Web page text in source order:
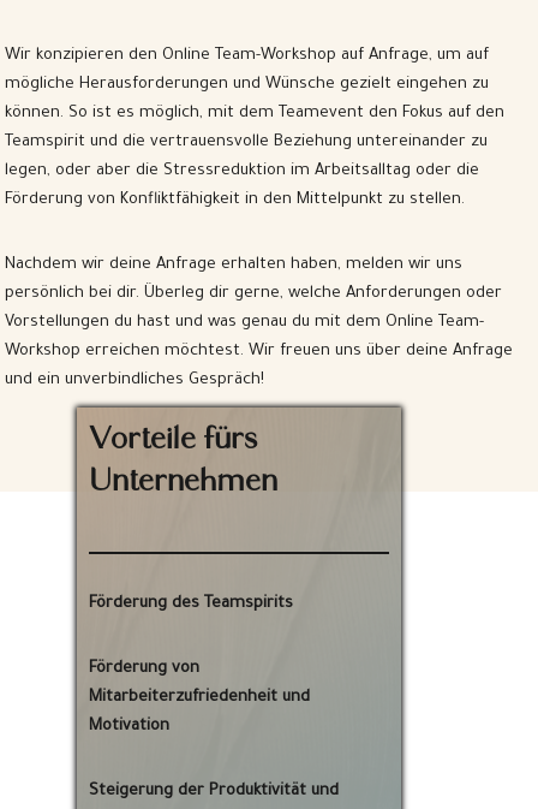
Wir konzipieren den Online Team-Workshop auf Anfrage, um auf
mögliche Herausforderungen und Wünsche gezielt eingehen zu
können. So ist es möglich, mit dem Teamevent den Fokus auf den
Teamspirit und die vertrauensvolle Beziehung untereinander zu
legen, oder aber die Stressreduktion im Arbeitsalltag oder die
Förderung von Konfliktfähigkeit in den Mittelpunkt zu stellen.
Nachdem wir deine Anfrage erhalten haben, melden wir uns
persönlich bei dir. Überleg dir gerne, welche Anforderungen oder
Vorstellungen du hast und was genau du mit dem Online Team-
Workshop erreichen möchtest. Wir freuen uns über deine Anfrage
und ein unverbindliches Gespräch!
Vorteile fürs
Unternehmen
Förderung des Teamspirits
Förderung von
Mitarbeiterzufriedenheit und
Motivation
Steigerung der Produktivität und